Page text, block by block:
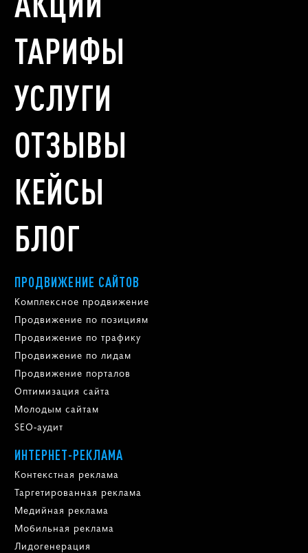
ТАРИФЫ
УСЛУГИ
ОТЗЫВЫ
КЕЙСЫ
БЛОГ
ПРОДВИЖЕНИЕ САЙТОВ
Комплексное продвижение
Продвижение по позициям
Продвижение по трафику
Продвижение по лидам
Продвижение порталов
Оптимизация сайта
Молодым сайтам
SEO-аудит
ИНТЕРНЕТ-РЕКЛАМА
Контекстная реклама
Таргетированная реклама
Медийная реклама
Мобильная реклама
Лидогенерация